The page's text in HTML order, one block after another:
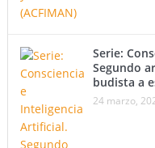
Serie:
Segundo
budista a
24 marzo,